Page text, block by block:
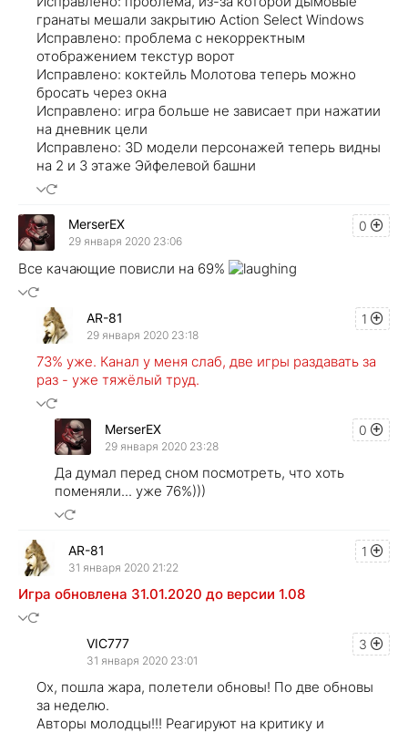
гранаты мешали закрытию Action Select Windows
Исправлено: проблема с некорректным
отображением текстур ворот
Исправлено: коктейль Молотова теперь можно
бросать через окна
Исправлено: игра больше не зависает при нажатии
на дневник цели
Исправлено: 3D модели персонажей теперь видны
на 2 и 3 этаже Эйфелевой башни
0
MerserEX
29 января 2020 23:06
Все качающие повисли на 69%
1
AR-81
29 января 2020 23:18
73% уже. Канал у меня слаб, две игры раздавать за
раз - уже тяжёлый труд.
0
MerserEX
29 января 2020 23:28
Да думал перед сном посмотреть, что хоть
поменяли... уже 76%)))
1
AR-81
31 января 2020 21:22
Игра обновлена 31.01.2020 до версии 1.08
3
VIC777
31 января 2020 23:01
Ох, пошла жара, полетели обновы! По две обновы
за неделю.
Авторы молодцы!!! Реагируют на критику и